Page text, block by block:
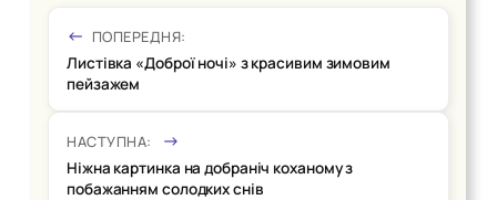
ПОПЕРЕДНЯ:
Листівка «Доброї ночі» з красивим зимовим
пейзажем
НАСТУПНА:
Ніжна картинка на добраніч коханому з
побажанням солодких снів